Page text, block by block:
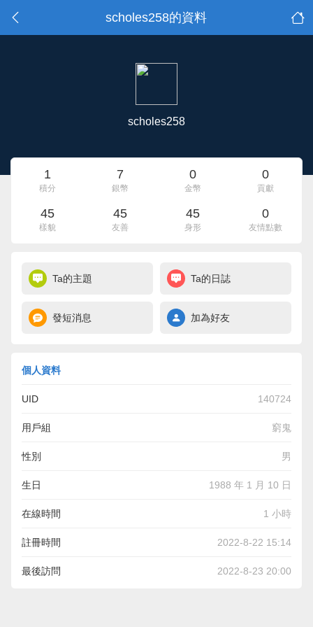
scholes258的資料
scholes258
1
積分
7
銀幣
0
金幣
0
貢獻
45
樣貌
45
友善
45
身形
0
友情點數
Ta的主題 Ta的日誌
發短消息 加為好友
個人資料
UID 140724
用戶組 窮鬼
性別 男
生日 1988 年 1 月 10 日
在線時間 1 小時
註冊時間 2022-8-22 15:14
最後訪問 2022-8-23 20:00